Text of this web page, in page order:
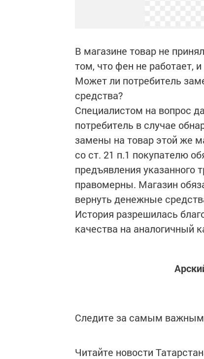
В магазине товар не
том, что фен не работает,
Может ли потребитель
средства?
Специалистом на вопрос
потребитель в случае
замены на товар этой же
со ст. 21 п.1 покупателю
предъявления указанного
правомерны. Магазин
вернуть денежные
История разрешилась
качества на аналогичный
Следите за самым
Читайте новости